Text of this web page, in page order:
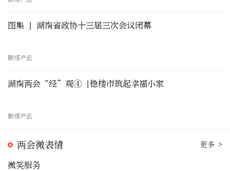
图集 | 湖南省政协十三届三次会议闭幕
融媒产品
湖南两会“经”观④ |稳楼市筑起幸福小家
融媒产品
两会微表情 更多 >
微笑服务